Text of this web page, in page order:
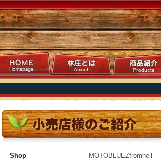
Shop MOTOBLUEZfromhell